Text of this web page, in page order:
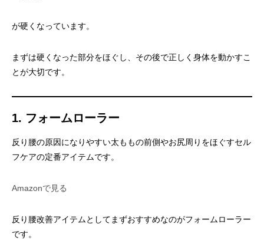
が硬くなっています。
まずは硬くなった部分をほぐし、その後で正しく身体を動かすこ
とが大切です。
1. フォームローラー
反り腰の原因になりやすい太ももの前側やお尻周りをほぐすセル
フケアの定番アイテムです。
Amazonで見る
反り腰改善アイテムとしてまずおすすめなのがフォームローラー
です。